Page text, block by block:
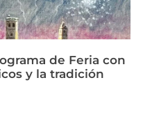
de Feria con
y la tradición